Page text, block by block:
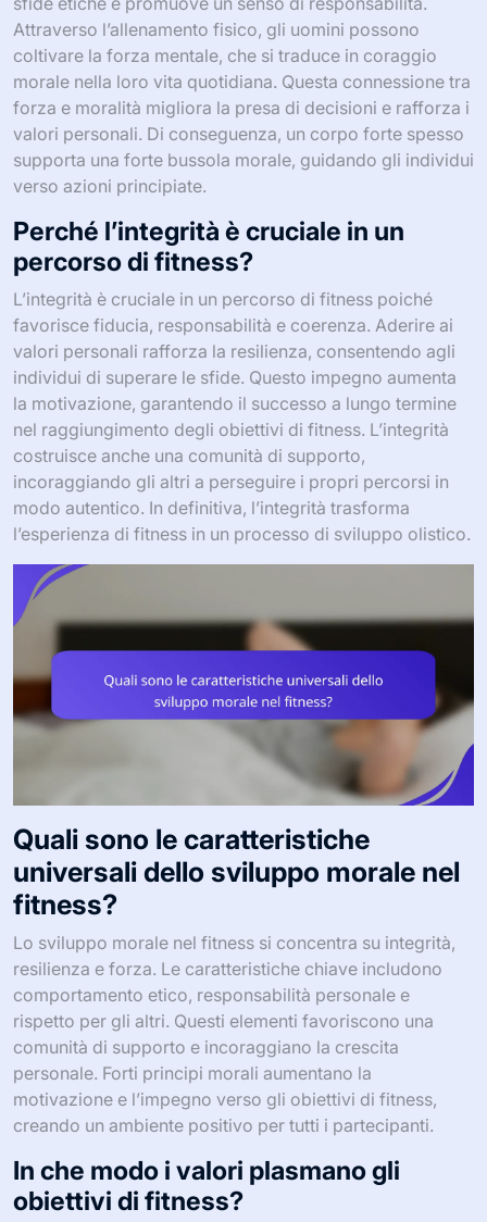
Attraverso l’allenamento fisico, gli uomini possono
coltivare la forza mentale, che si traduce in coraggio
morale nella loro vita quotidiana. Questa connessione tra
forza e moralità migliora la presa di decisioni e rafforza i
valori personali. Di conseguenza, un corpo forte spesso
supporta una forte bussola morale, guidando gli individui
verso azioni principiate.
Perché l’integrità è cruciale in un
percorso di fitness?
L’integrità è cruciale in un percorso di fitness poiché
favorisce fiducia, responsabilità e coerenza. Aderire ai
valori personali rafforza la resilienza, consentendo agli
individui di superare le sfide. Questo impegno aumenta
la motivazione, garantendo il successo a lungo termine
nel raggiungimento degli obiettivi di fitness. L’integrità
costruisce anche una comunità di supporto,
incoraggiando gli altri a perseguire i propri percorsi in
modo autentico. In definitiva, l’integrità trasforma
l’esperienza di fitness in un processo di sviluppo olistico.
Quali sono le caratteristiche
universali dello sviluppo morale nel
fitness?
Lo sviluppo morale nel fitness si concentra su integrità,
resilienza e forza. Le caratteristiche chiave includono
comportamento etico, responsabilità personale e
rispetto per gli altri. Questi elementi favoriscono una
comunità di supporto e incoraggiano la crescita
personale. Forti principi morali aumentano la
motivazione e l’impegno verso gli obiettivi di fitness,
creando un ambiente positivo per tutti i partecipanti.
In che modo i valori plasmano gli
obiettivi di fitness?